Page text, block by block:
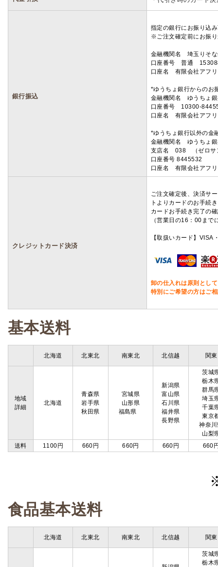
銀行振込
指定の銀行にお振り込
※ご注文確定前にお振
金融機関名 埼玉りそ
口座番号 普通
口座名 有限会社アフ
*ゆうちょ銀行からのお
金融機関名 ゆうちょ
口座番号 10300-
口座名 有限会社アフ
*ゆうちょ銀行以外の金
金融機関名 ゆうちょ
支店名 038 （ゼロサ
口座番号 8445532
口座名 有限会社アフ
クレジットカード決済
ご注文確定後、決済サ
トよりカードのお手続
カードお手続き完了の
（営業日の16：00ま
【取扱いカード】
卸の仕入れは原則とし
特別にご希望の方はご
基本送料
北海道 北東北 南東北 北信越 関東
地域
詳細
北海道
青森県
岩手県
秋田県
宮城県
山形県
福島県
新潟県
富山県
石川県
福井県
長野県
茨城
栃木
群馬
埼玉
千葉
東京
神奈
山梨
送料
1100円 660円 660円 660円 660
食品基本送料
北海道 北東北 南東北 北信越 関東
茨城
栃木